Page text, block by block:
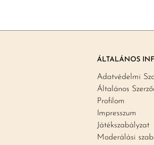
ÁLTALÁNOS
Adatvédelmi
Általános
Profilom
Impresszum
Játékszabályzat
Moderálási